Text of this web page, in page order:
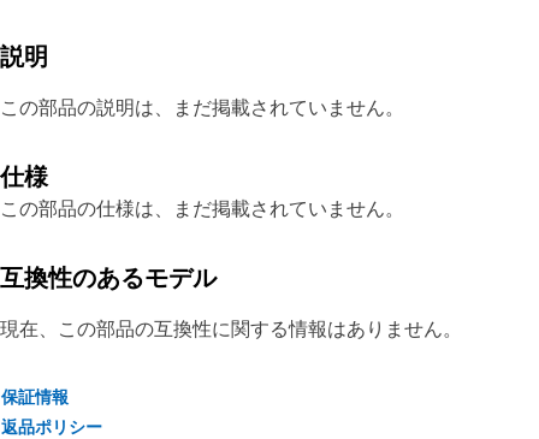
説明
この部品の説明は、まだ掲載されていません。
仕様
この部品の仕様は、まだ掲載されていません。
互換性のあるモデル
現在、この部品の互換性に関する情報はありません。
保証情報
返品ポリシー